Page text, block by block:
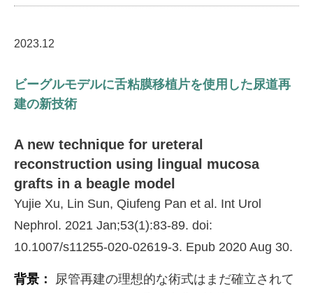
2023.12
ビーグルモデルに舌粘膜移植片を使用した尿道再
建の新技術
A new technique for ureteral
reconstruction using lingual mucosa
grafts in a beagle model
Yujie Xu, Lin Sun, Qiufeng Pan et al. Int Urol
Nephrol. 2021 Jan;53(1):83-89. doi:
10.1007/s11255-020-02619-3. Epub 2020 Aug 30.
背景：
尿管再建の理想的な術式はまだ確立されて